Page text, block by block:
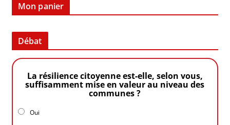
Mon panier
Débat
La résilience citoyenne est-elle, selon vous,
suffisamment mise en valeur au niveau des
communes ?
Oui